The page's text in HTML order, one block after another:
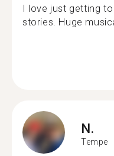
I love just getting
stories. Huge
N.
Tempe